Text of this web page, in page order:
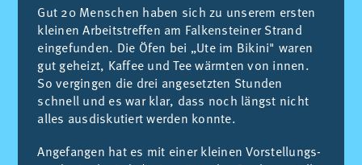
Gut 20 Men­schen ha­ben sich zu un­se­rem ers­ten
klei­nen Ar­beits­tref­fen am Fal­ken­stei­ner Strand
ein­ge­fun­den. Die Öfen bei „Ute im Bi­ki­ni" wa­ren
gut ge­heizt, Kaf­fee und Tee wärm­ten von in­nen.
So ver­gin­gen die drei an­ge­setz­ten Stun­den
schnell und es war klar, dass noch längst nicht
al­les aus­dis­ku­tiert wer­den konn­te.
An­ge­fan­gen hat es mit ei­ner klei­nen Vor­stel­lungs­